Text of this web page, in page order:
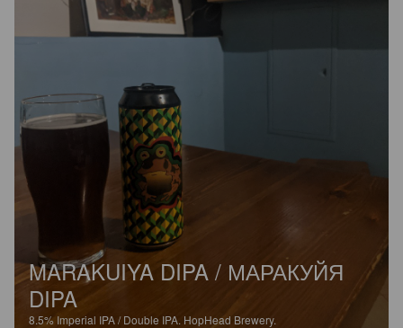
MARAKUIYA DIPA / МАРАКУЙЯ
DIPA
8.5% Imperial IPA / Double IPA. HopHead Brewery.